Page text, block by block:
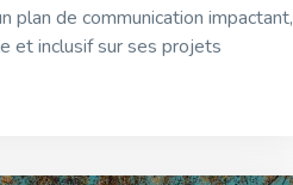
plan de communication impactant,
et inclusif sur ses projets